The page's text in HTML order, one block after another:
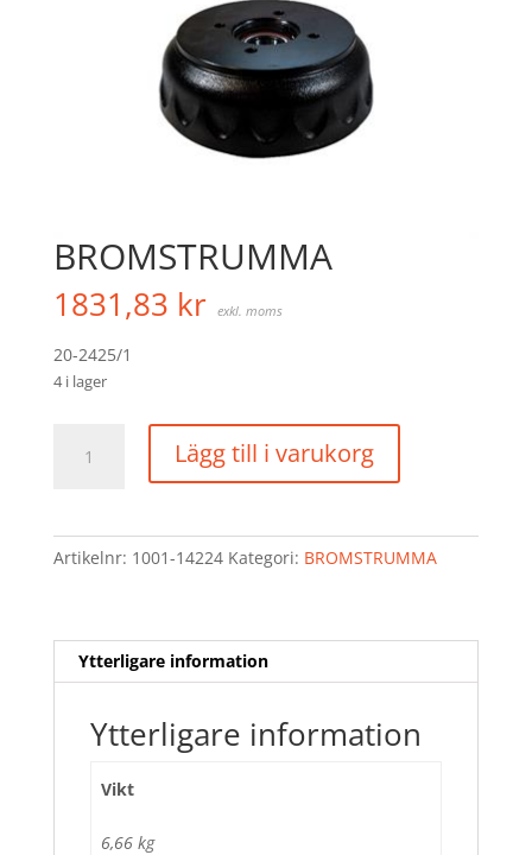
BROMSTRUMMA
1831,83 kr exkl. moms
20-2425/1
4 i lager
mängd
Lägg till i varukorg
Artikelnr: 1001-14224 Kategori: BROMSTRUMMA
Ytterligare information
Ytterligare information
Vikt
6,66 kg